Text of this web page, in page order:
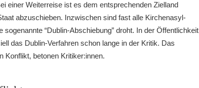
einer Weiterreise ist es dem entsprechenden Zielland
abzuschieben. Inzwischen sind fast alle Kirchenasyl-
“Dublin-Abschiebung” droht. In der Öffentlichkeit
das Dublin-Verfahren schon lange in der Kritik. Das
Konflikt, betonen Kritiker:innen.